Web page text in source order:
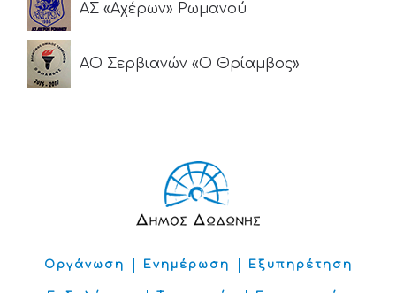
ΑΣ «Αχέρων» Ρωμανού
ΑΟ Σερβιανών «Ο Θρίαμβος»
Οργάνωση Ενημέρωση Εξυπηρέτηση